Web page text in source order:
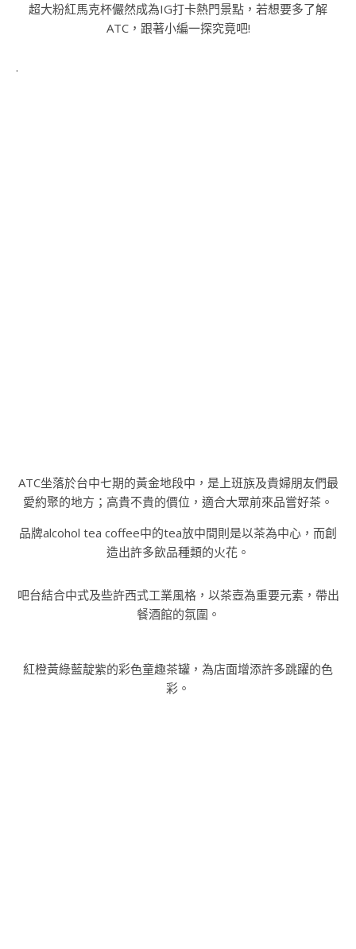
超大粉紅馬克杯儼然成為IG打卡熱門景點，若想要多了解
ATC，跟著小編一探究竟吧!
.
ATC坐落於台中七期的黃金地段中，是上班族及貴婦朋友們最
愛約聚的地方；高貴不貴的價位，適合大眾前來品嘗好茶。
品牌alcohol tea coffee中的tea放中間則是以茶為中心，而創
造出許多飲品種類的火花。
吧台結合中式及些許西式工業風格，以茶壺為重要元素，帶出
餐酒館的氛圍。
紅橙黃綠藍靛紫的彩色童趣茶罐，為店面增添許多跳躍的色
彩。